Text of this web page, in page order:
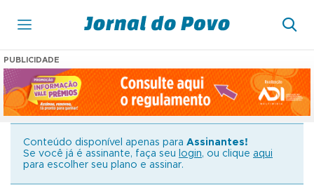
PUBLICIDADE
Conteúdo disponível apenas para Assinantes!
Se você já é assinante, faça seu
login, ou clique aqui
para escolher seu plano e assinar.